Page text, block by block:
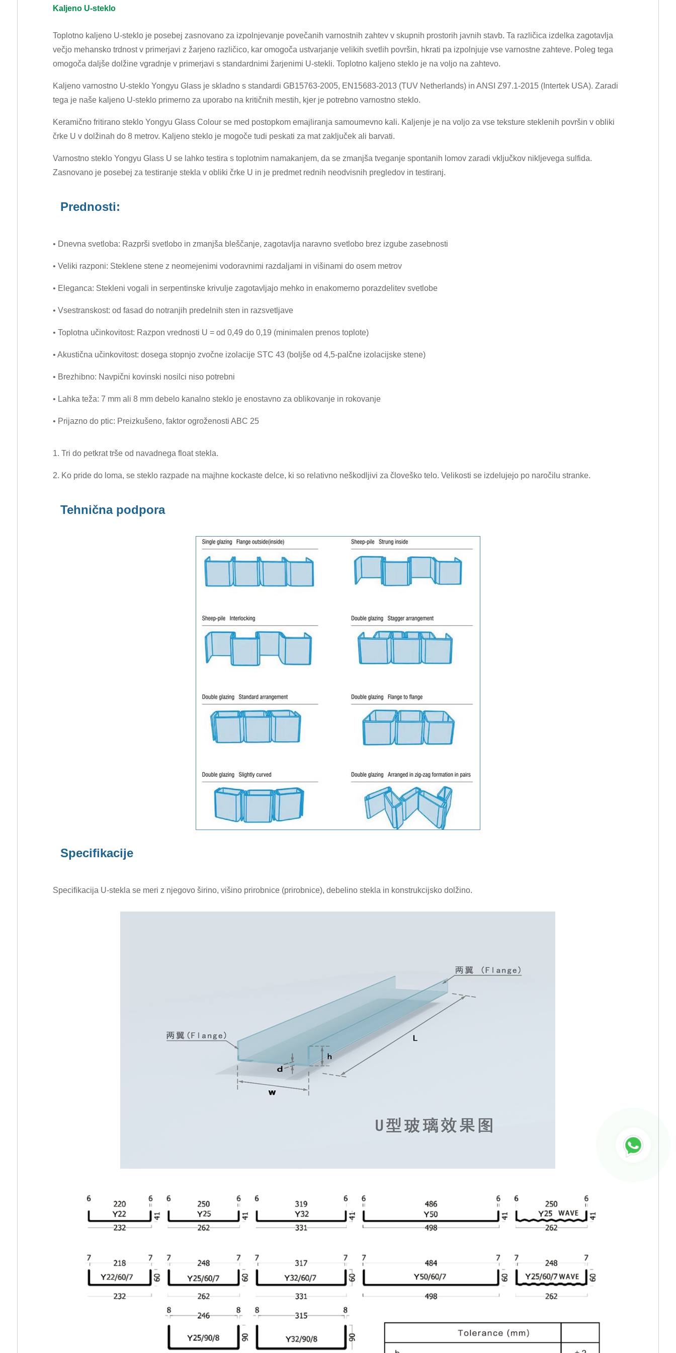
Kaljeno U-steklo
Toplotno kaljeno U-steklo je posebej zasnovano za izpolnjevanje povečanih varnostnih zahtev v skupnih prostorih javnih stavb. Ta različica izdelka zagotavlja
večjo mehansko trdnost v primerjavi z žarjeno različico, kar omogoča ustvarjanje velikih svetlih površin, hkrati pa izpolnjuje vse varnostne zahteve. Poleg tega
omogoča daljše dolžine vgradnje v primerjavi s standardnimi žarjenimi U-stekli. Toplotno kaljeno steklo je na voljo na zahtevo.
Kaljeno varnostno U-steklo Yongyu Glass je skladno s standardi GB15763-2005, EN15683-2013 (TUV Netherlands) in ANSI Z97.1-2015 (Intertek USA). Zaradi
tega je naše kaljeno U-steklo primerno za uporabo na kritičnih mestih, kjer je potrebno varnostno steklo.
Keramično fritirano steklo Yongyu Glass Colour se med postopkom emajliranja samoumevno kali. Kaljenje je na voljo za vse teksture steklenih površin v obliki
črke U v dolžinah do 8 metrov. Kaljeno steklo je mogoče tudi peskati za mat zaključek ali barvati.
Varnostno steklo Yongyu Glass U se lahko testira s toplotnim namakanjem, da se zmanjša tveganje spontanih lomov zaradi vključkov nikljevega sulfida.
Zasnovano je posebej za testiranje stekla v obliki črke U in je predmet rednih neodvisnih pregledov in testiranj.
Prednosti:
• Dnevna svetloba: Razprši svetlobo in zmanjša bleščanje, zagotavlja naravno svetlobo brez izgube zasebnosti
• Veliki razponi: Steklene stene z neomejenimi vodoravnimi razdaljami in višinami do osem metrov
• Eleganca: Stekleni vogali in serpentinske krivulje zagotavljajo mehko in enakomerno porazdelitev svetlobe
• Vsestranskost: od fasad do notranjih predelnih sten in razsvetljave
• Toplotna učinkovitost: Razpon vrednosti U = od 0,49 do 0,19 (minimalen prenos toplote)
• Akustična učinkovitost: dosega stopnjo zvočne izolacije STC 43 (boljše od 4,5-palčne izolacijske stene)
• Brezhibno: Navpični kovinski nosilci niso potrebni
• Lahka teža: 7 mm ali 8 mm debelo kanalno steklo je enostavno za oblikovanje in rokovanje
• Prijazno do ptic: Preizkušeno, faktor ogroženosti ABC 25
1. Tri do petkrat trše od navadnega float stekla.
2. Ko pride do loma, se steklo razpade na majhne kockaste delce, ki so relativno neškodljivi za človeško telo. Velikosti se izdelujejo po naročilu stranke.
Tehnična podpora
Specifikacije
Specifikacija U-stekla se meri z njegovo širino, višino prirobnice (prirobnice), debelino stekla in konstrukcijsko dolžino.